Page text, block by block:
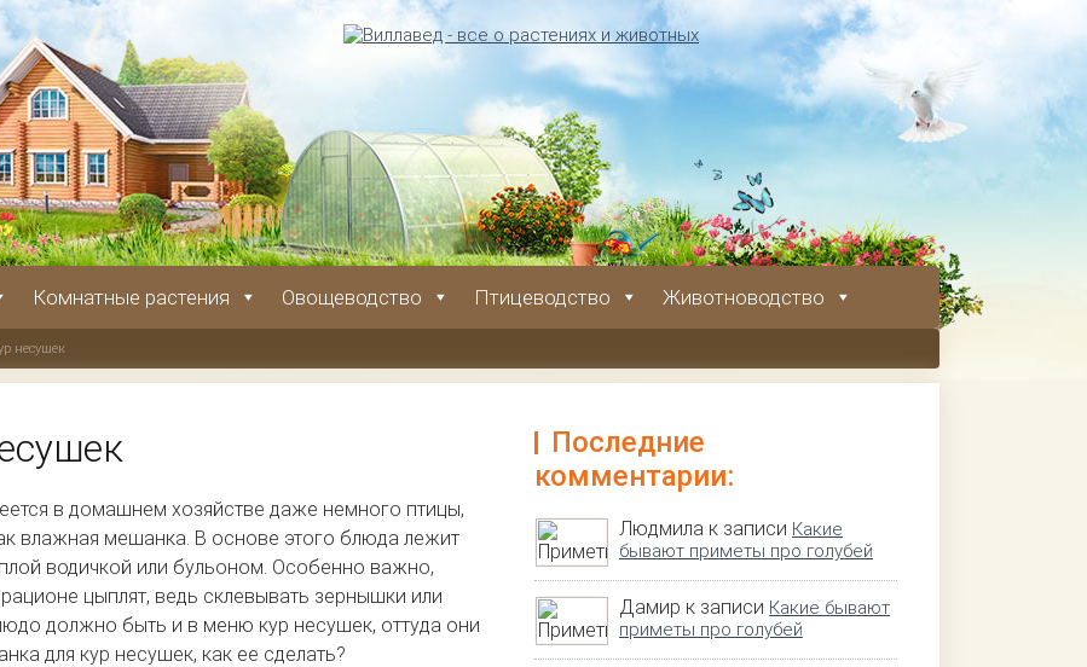
Комнатные растения Овощеводство Птицеводство Животноводство
несушек
в домашнем хозяйстве даже немного птицы,
влажная мешанка. В основе этого блюда лежит
водичкой или бульоном. Особенно важно,
цыплят, ведь склевывать зернышки или
должно быть и в меню кур несушек, оттуда они
для кур несушек, как ее сделать?
Последние
комментарии:
Людмила к записи Какие
бывают приметы про голубей
Дамир к записи Какие бывают
приметы про голубей